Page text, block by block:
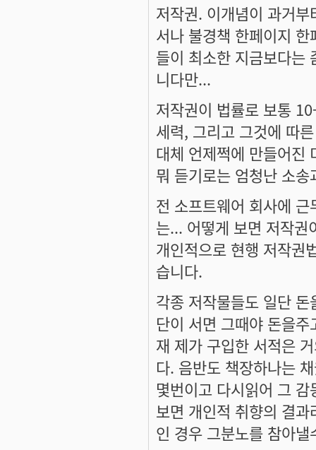
저작권. 이개념이 과거
서나 불경책 한페이지
들이 최소한 지금보다는
니다만...
저작권이 법률로 보통
세력, 그리고 그것에 따
대체 언제쩍에 만들어진
뭐 듣기로는 엄청난 소
전 소프트웨어 회사에
는... 어떻게 보면 저작권
개인적으로 현행 저작권
습니다.
각종 저작물들도 일단
단이 서면 그때야 돈을
재 제가 구입한 서적은
다. 음반도 책장하나는
몇번이고 다시읽어 그
보면 개인적 취향의 결
인 경우 그분노를 참아